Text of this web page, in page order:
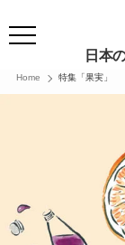
日本
Home 特集「果実」